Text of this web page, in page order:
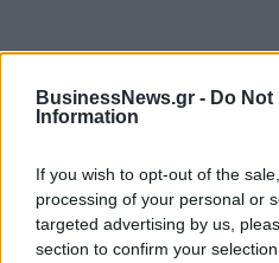
BusinessNews.gr - Do
Information
If you wish to opt-out of the
processing of your personal or
targeted advertising by us,
section to confirm your
18η συνεχόμενη χρονιά για τον
FTSE4Good
Alpha Bank: Για πρώτη φορά το
πύλες του σε όλους